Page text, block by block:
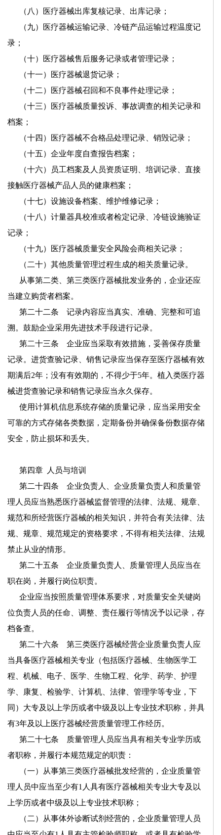
（八）医疗器械出库复核记录、出库记录；
（九）医疗器械运输记录、冷链产品运输过程温度记
录；
（十）医疗器械售后服务记录或者管理记录；
（十一）医疗器械退货记录；
（十二）医疗器械召回和不良事件处理记录；
（十三）医疗器械质量投诉、事故调查的相关记录和
档案；
（十四）医疗器械不合格品处理记录、销毁记录；
（十五）企业年度自查报告档案；
（十六）员工档案及人员资质证明、培训记录、直接
接触医疗器械产品人员的健康档案；
（十七）设施设备档案、维护维修记录；
（十八）计量器具校准或者检定记录、冷链设施验证
记录；
（十九）医疗器械质量安全风险会商相关记录；
（二十）其他质量管理过程生成的相关质量记录。
从事第二类、第三类医疗器械批发业务的，企业还应
当建立购货者档案。
第二十二条 记录内容应当真实、准确、完整和可追
溯。鼓励企业采用先进技术手段进行记录。
第二十三条 企业应当采取有效措施，妥善保存质量
记录。进货查验记录、销售记录应当保存至医疗器械有效
期满后2年；没有有效期的，不得少于5年。植入类医疗器
械进货查验记录和销售记录应当永久保存。
使用计算机信息系统存储的质量记录，应当采用安全
可靠的方式存储各类数据，定期备份并确保备份数据存储
安全，防止损坏和丢失。
第四章
人员与培训
第二十四条 企业负责人、企业质量负责人和质量管
理人员应当熟悉医疗器械监督管理的法律、法规、规章、
规范和所经营医疗器械的相关知识，并符合有关法律、法
规、规章、规范规定的资格要求，不得有相关法律、法规
禁止从业的情形。
第二十五条 企业质量负责人、质量管理人员应当在
职在岗，并履行岗位职责。
企业应当按照质量管理体系要求，对质量安全关键岗
位负责人员的任命、调整、责任履行等情况予以记录，存
档备查。
第二十六条 第三类医疗器械经营企业质量负责人应
当具备医疗器械相关专业（包括医疗器械、生物医学工
程、机械、电子、医学、生物工程、化学、药学、护理
学、康复、检验学、计算机、法律、管理学等专业，下
同）大专及以上学历或者中级及以上专业技术职称，并具
有3年及以上医疗器械经营质量管理工作经历。
第二十七条 质量管理人员应当具有相关专业学历或
者职称，并履行本规范规定的职责：
（一）从事第三类医疗器械批发经营的，企业质量管
理人员中应当至少有1 人具有医疗器械相关专业大专及以
上学历或者中级及以上专业技术职称；
（二）从事体外诊断试剂经营的，企业质量管理人员